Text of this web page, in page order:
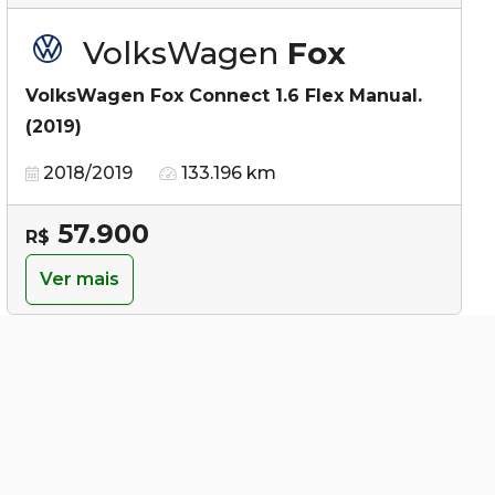
VolksWagen Fox
VolksWagen Fox Connect 1.6 Flex Manual.
(2019)
2018/2019 133.196 km
R$ 57.900
Ver mais